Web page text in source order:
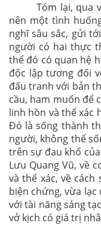
Tóm lại, qua
nên một tình
nghĩ sâu sắc, gửi
người có hai thực
thể đó có quan hệ
độc lập tương đối
đấu tranh với bản
cầu, ham muốn để
linh hồn và thể xác
Đó là sống thành
người, không thể
trên sự đau khổ
Lưu Quang Vũ, về
và thể xác, về
biện chứng, vừa
với tài năng sáng
vở kịch có giá trị